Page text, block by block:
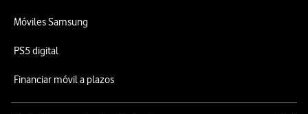
Móviles Samsung
PS5 digital
Financiar móvil a plazos